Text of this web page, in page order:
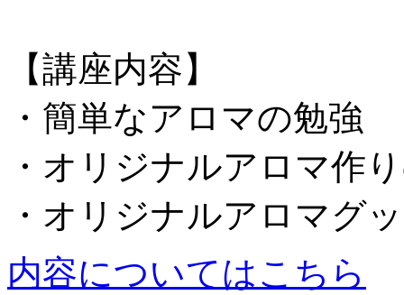
【講座内容】
・簡単なアロマの勉強
・オリジナルアロマ作
・オリジナルアロマグ
内容についてはこちら